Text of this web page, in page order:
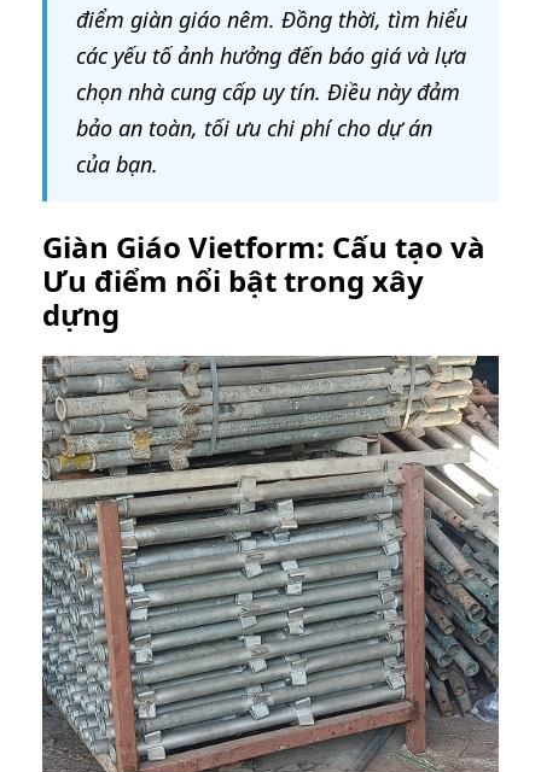
điểm giàn giáo nêm. Đồng thời, tìm hiểu
các yếu tố ảnh hưởng đến báo giá và lựa
chọn nhà cung cấp uy tín. Điều này đảm
bảo an toàn, tối ưu chi phí cho dự án
của bạn.
Giàn Giáo Vietform: Cấu tạo và
Ưu điểm nổi bật trong xây
dựng